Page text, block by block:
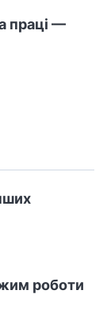
праці —
роботи